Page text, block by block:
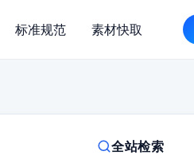
标准规范 素材快取
全站检索